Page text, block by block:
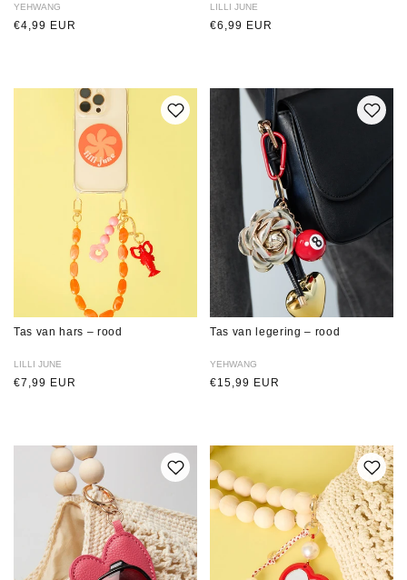
Verkoper:
YEHWANG
Normale
€4,99 EUR
Verkoper:
LILLI JUNE
Normale
€6,99 EUR
Tas van hars – rood
Verkoper:
LILLI JUNE
Normale
€7,99 EUR
Tas van legering – rood
Verkoper:
YEHWANG
Normale
€15,99 EUR